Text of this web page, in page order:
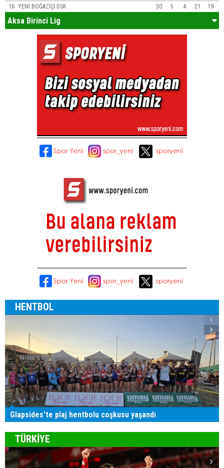
16 YENİ BOĞAZİÇİ DSK 30 5 4 21 19
Aksa Birinci Lig
HENTBOL
Glapsides'te plaj hentbolu coşkusu yaşandı
TÜRKİYE